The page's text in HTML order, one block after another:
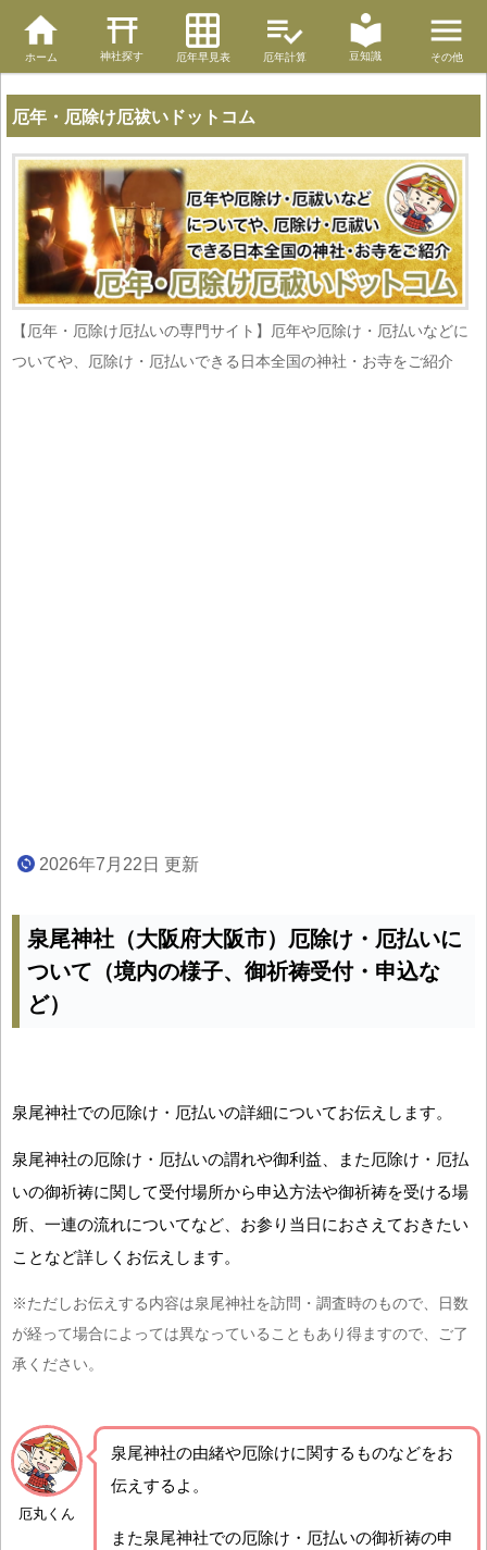
ホーム 神社探す 厄年早見表 厄年計算 豆知識 その他
厄年・厄除け厄祓いドットコム
【厄年・厄除け厄払いの専門サイト】厄年や厄除け・厄払いなどに
ついてや、厄除け・厄払いできる日本全国の神社・お寺をご紹介
2026年7月22日 更新
泉尾神社（大阪府大阪市）厄除け・厄払いに
ついて（境内の様子、御祈祷受付・申込な
ど）
泉尾神社での厄除け・厄払いの詳細についてお伝えします。
泉尾神社の厄除け・厄払いの謂れや御利益、また厄除け・厄払
いの御祈祷に関して受付場所から申込方法や御祈祷を受ける場
所、一連の流れについてなど、お参り当日におさえておきたい
ことなど詳しくお伝えします。
※ただしお伝えする内容は泉尾神社を訪問・調査時のもので、日数
が経って場合によっては異なっていることもあり得ますので、ご了
承ください。
厄丸くん
泉尾神社の由緒や厄除けに関するものなどをお
伝えするよ。
また泉尾神社での厄除け・厄払いの御祈祷の申